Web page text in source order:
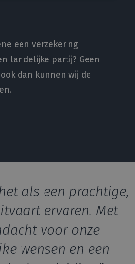
een verzekering
landelijke partij? Geen
dan kunnen wij de
als een prachtige,
ervaren. Met
voor onze
wensen en een